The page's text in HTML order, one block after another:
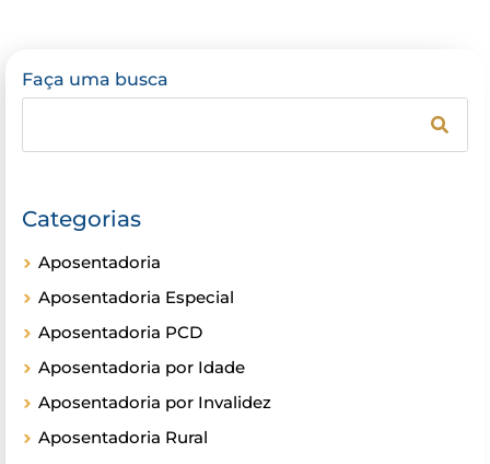
Faça uma busca
Categorias
Aposentadoria
Aposentadoria Especial
Aposentadoria PCD
Aposentadoria por Idade
Aposentadoria por Invalidez
Aposentadoria Rural